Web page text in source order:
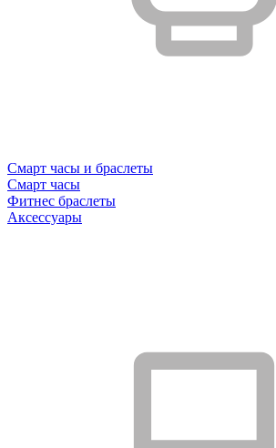
Смарт часы и браслеты
Смарт часы
Фитнес браслеты
Аксессуары